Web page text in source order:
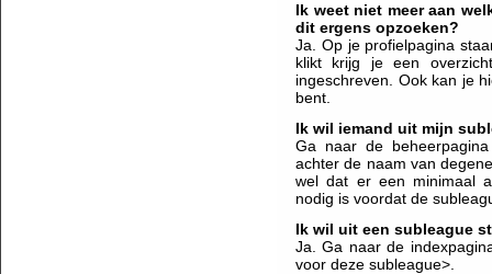
Ik weet niet meer aan
dit ergens opzoeken?
Ja. Op je profielpagina
klikt krijg je een
ingeschreven. Ook kan je
bent.
Ik wil iemand uit mijn
Ga naar de
achter de naam van
wel dat er een minimaal
nodig is voordat de
Ik wil uit een subleague
Ja. Ga naar de
voor deze subleague>.